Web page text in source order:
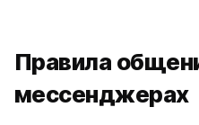
Правила
мессенджерах